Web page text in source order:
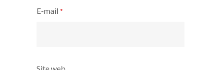
E-mail *